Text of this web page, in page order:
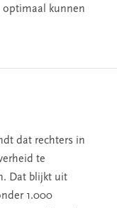
optimaal kunnen
dat rechters in
te
Dat blijkt uit
1.000